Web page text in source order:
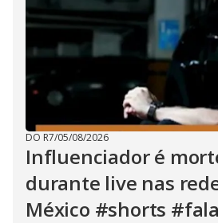
DO R7/05/08/2026
Influenciador é
durante live nas
México #shorts